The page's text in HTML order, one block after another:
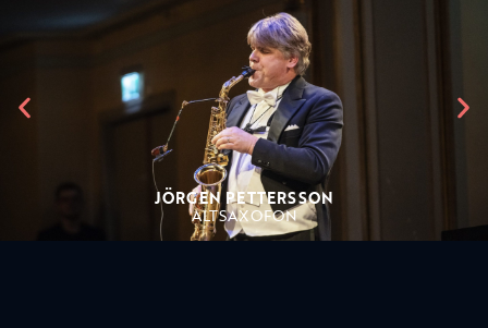
JÖRGEN PETTERSSON
ALTSAXOFON